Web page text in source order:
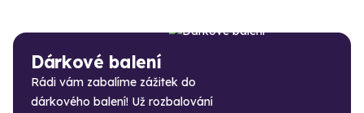
Dárkové balení
Rádi vám zabalíme zážitek do
dárkového balení! Už rozbalování